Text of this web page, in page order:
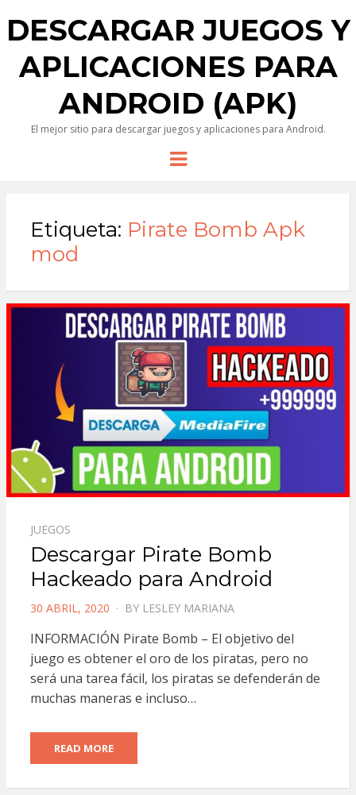
DESCARGAR JUEGOS Y
APLICACIONES PARA
ANDROID (APK)
El mejor sitio para descargar juegos y aplicaciones para Android.
Menu
Etiqueta: Pirate Bomb Apk
mod
JUEGOS
Descargar Pirate Bomb
Hackeado para Android
POSTED
30 ABRIL, 2020 BY LESLEY MARIANA
INFORMACIÓN Pirate Bomb – El objetivo del
juego es obtener el oro de los piratas, pero no
será una tarea fácil, los piratas se defenderán de
muchas maneras e incluso…
READ MORE